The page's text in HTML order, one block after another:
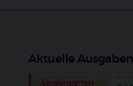
Aktuelle Ausgaben